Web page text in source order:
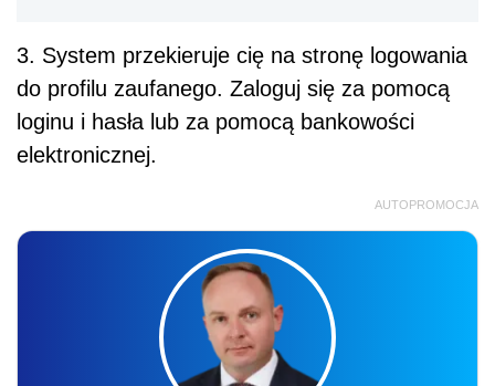
3. System przekieruje cię na stronę logowania
do profilu zaufanego. Zaloguj się za pomocą
loginu i hasła lub za pomocą bankowości
elektronicznej.
AUTOPROMOCJA